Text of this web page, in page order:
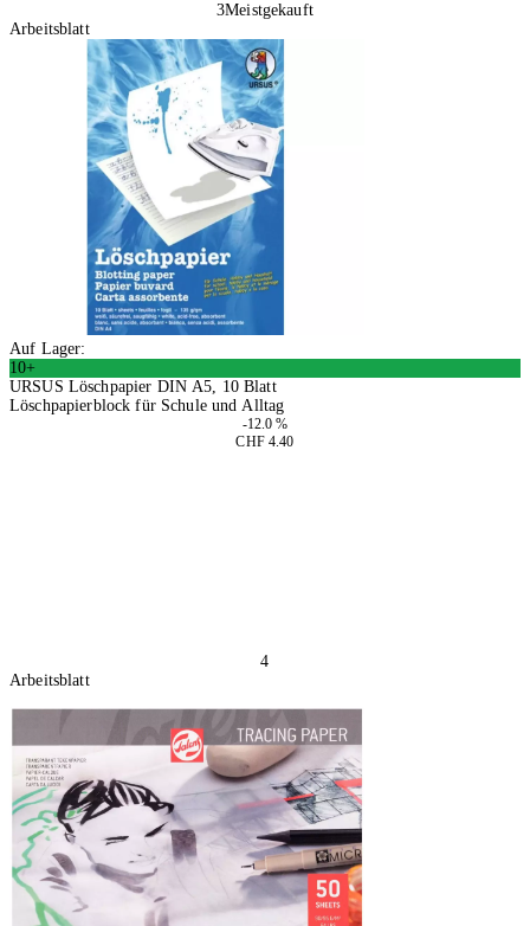
3Meistgekauft
Arbeitsblatt
Auf Lager:
10+
URSUS Löschpapier DIN A5, 10 Blatt
Löschpapierblock für Schule und Alltag
-12.0 %
CHF 4.40
4
Arbeitsblatt